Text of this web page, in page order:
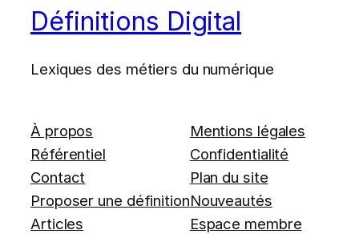
Définitions Digital
Lexiques des métiers du numérique
À propos
Référentiel
Contact
Proposer une définition
Articles
Mentions légales
Confidentialité
Plan du site
Nouveautés
Espace membre